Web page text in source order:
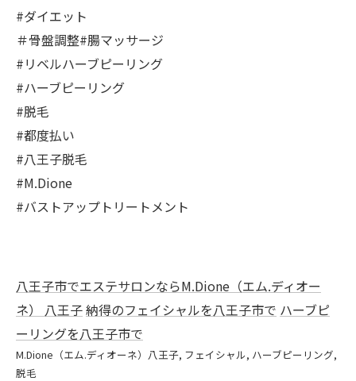
#ダイエット
＃骨盤調整#腸マッサージ
#リベルハーブピーリング
#ハーブピーリング
#脱毛
#都度払い
#八王子脱毛
#M.Dione
#バストアップトリートメント
八王子市でエステサロンならM.Dione（エム.ディオー
ネ） 八王子納得のフェイシャルを八王子市で ハーブピ
ーリングを八王子市で
M.Dione（エム.ディオーネ）八王子 フェイシャル ハーブピーリング
脱毛